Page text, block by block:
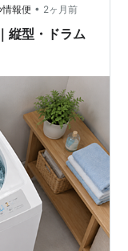
ること 冷蔵庫の
う…
報便 • 2ヶ月前
縦型・ドラム